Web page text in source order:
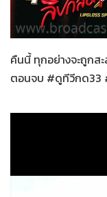
27-11-2565
คืนนี้ ทุกอย่างจะถูกส
ตอนจบ #ดูทีวีกด33